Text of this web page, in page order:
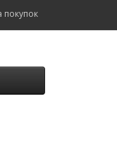
покупок